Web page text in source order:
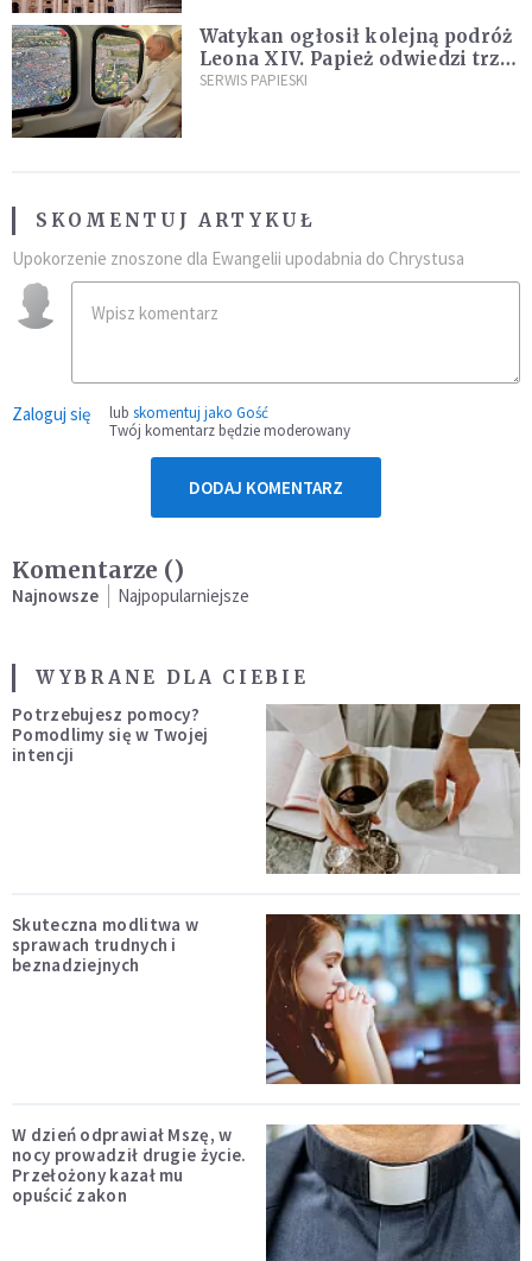
Watykan ogłosił kolejną podróż
Leona XIV. Papież odwiedzi trzy
kraje Ameryki Południowej
SERWIS PAPIESKI
SKOMENTUJ ARTYKUŁ
Upokorzenie znoszone dla Ewangelii upodabnia do Chrystusa
Zaloguj się lub skomentuj jako Gość
Twój komentarz będzie moderowany
DODAJ KOMENTARZ
Komentarze ()
Najnowsze Najpopularniejsze
WYBRANE DLA CIEBIE
Potrzebujesz pomocy?
Pomodlimy się w Twojej
intencji
Skuteczna modlitwa w
sprawach trudnych i
beznadziejnych
W dzień odprawiał Mszę, w
nocy prowadził drugie życie.
Przełożony kazał mu
opuścić zakon